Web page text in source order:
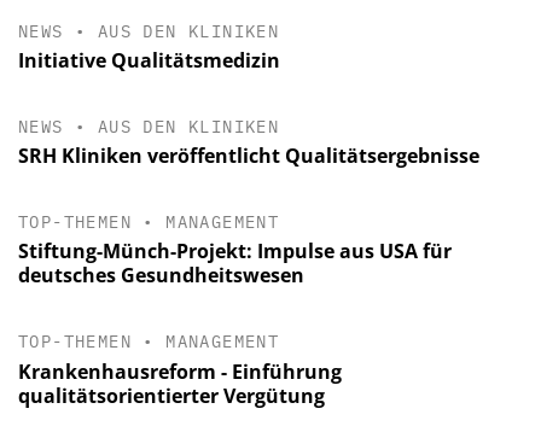
NEWS • AUS DEN KLINIKEN
Initiative Qualitätsmedizin
NEWS • AUS DEN KLINIKEN
SRH Kliniken veröffentlicht Qualitätsergebnisse
TOP-THEMEN • MANAGEMENT
Stiftung-Münch-Projekt: Impulse aus USA für
deutsches Gesundheitswesen
TOP-THEMEN • MANAGEMENT
Krankenhausreform - Einführung
qualitätsorientierter Vergütung